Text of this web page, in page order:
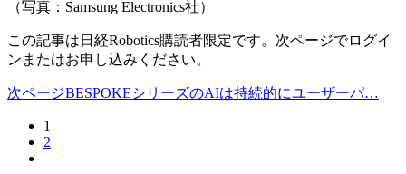
（写真：Samsung Electronics社）
この記事は日経Robotics購読者限定です。次ページでログイ
ンまたはお申し込みください。
次ページBESPOKEシリーズのAIは持続的にユーザーパ…
1
2